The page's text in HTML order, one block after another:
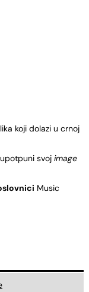
koji dolazi u crnoj
upotpuni svoj image
Music